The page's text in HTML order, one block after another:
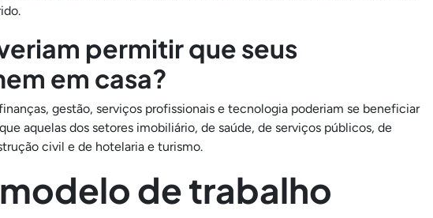
permitir que seus
em casa?
gestão, serviços profissionais e tecnologia poderiam se beneficiar
aquelas dos setores imobiliário, de saúde, de serviços públicos, de
civil e de hotelaria e turismo.
de trabalho